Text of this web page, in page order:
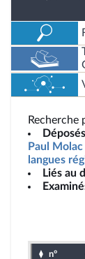
Recherche
Paul
langues
Liés au
n°